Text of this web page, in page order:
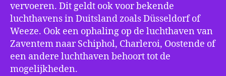
vervoeren. Dit geldt ook voor bekende
luchthavens in Duitsland zoals Düsseldorf of
Weeze. Ook een ophaling op de luchthaven van
Zaventem naar Schiphol, Charleroi, Oostende of
een andere luchthaven behoort tot de
mogelijkheden.